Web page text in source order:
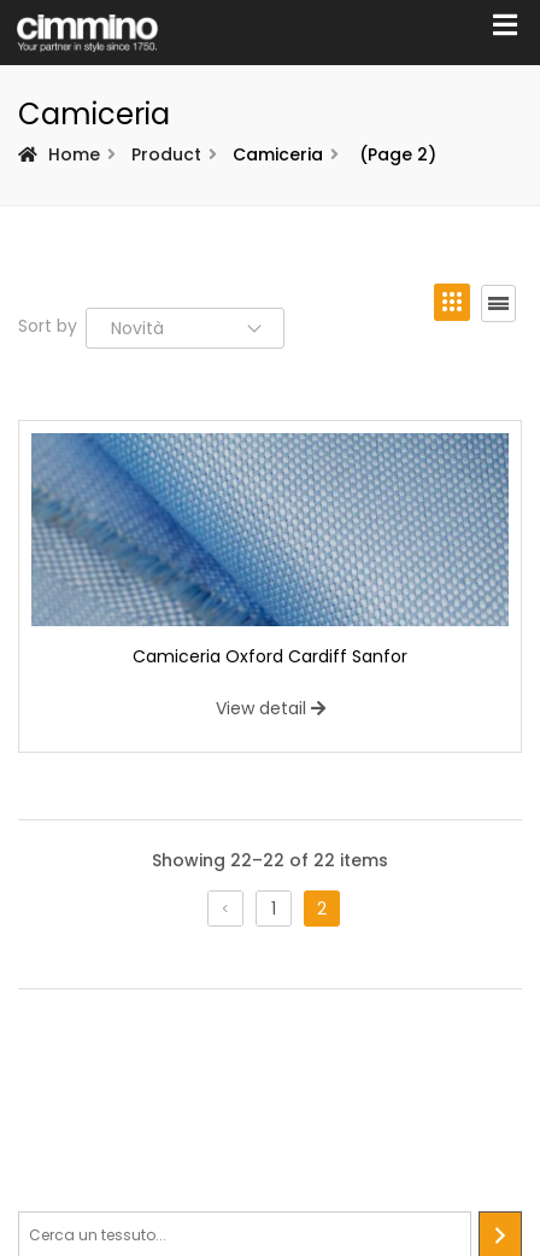
Camiceria
Home Product Camiceria (Page 2)
Sort by
Camiceria Oxford Cardiff Sanfor
View detail
Tessuto dalla mano fresca è realizzato con filato di puro
Showing 22–22 of 22 items
1
2